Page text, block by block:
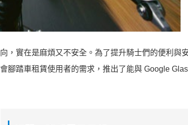
，實在是麻煩又不安全。為了提升騎士們的便利與
腳踏車租賃使用者的需求，推出了能與 Google